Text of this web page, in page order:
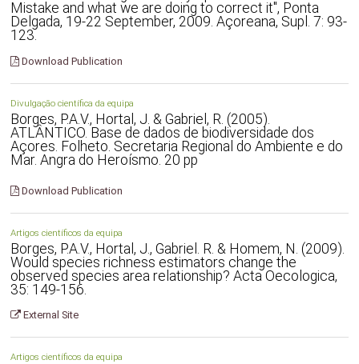
Mistake and what we are doing to correct it", Ponta
Delgada, 19-22 September, 2009. Açoreana, Supl. 7: 93-
123.
Download Publication
Divulgação científica da equipa
Borges, P.A.V., Hortal, J. & Gabriel, R. (2005).
ATLÂNTICO. Base de dados de biodiversidade dos
Açores. Folheto. Secretaria Regional do Ambiente e do
Mar. Angra do Heroísmo. 20 pp
Download Publication
Artigos científicos da equipa
Borges, P.A.V., Hortal, J., Gabriel. R. & Homem, N. (2009).
Would species richness estimators change the
observed species area relationship? Acta Oecologica,
35: 149-156.
External Site
Artigos científicos da equipa